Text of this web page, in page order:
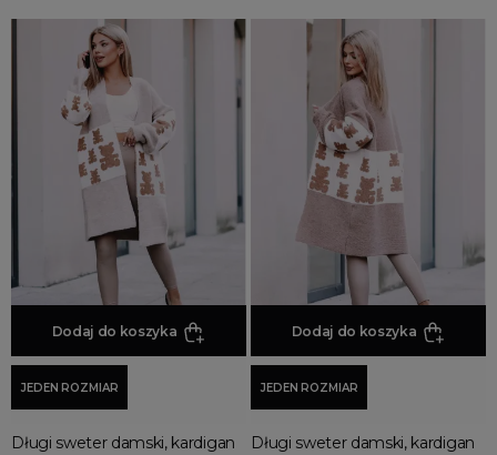
Dodaj do koszyka
JEDEN ROZMIAR
Długi sweter damski, kardigan
Dodaj do koszyka
JEDEN ROZMIAR
Długi sweter damski, kardigan